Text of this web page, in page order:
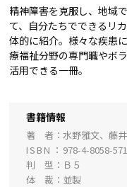
精神障害を克服し、地域
て、自分たちでできるリ
体的に紹介。様々な疾患
療福祉分野の専門職やボ
活用できる一冊。
書籍情報
著 者
水野雅文、藤
ISBN
978-4-8058-
判 型
Ｂ５
体 裁
並製